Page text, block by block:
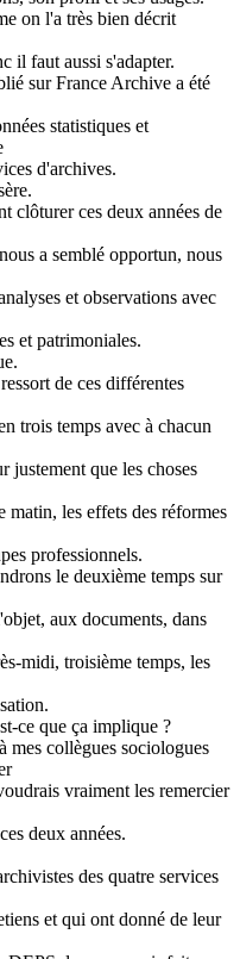
on l'a très bien décrit
il faut aussi s'adapter.
sur France Archive a été
statistiques et
d'archives.
clôturer ces deux années de
a semblé opportun, nous
et observations avec
et patrimoniales.
de ces différentes
trois temps avec à chacun
justement que les choses
matin, les effets des réformes
professionnels.
le deuxième temps sur
aux documents, dans
midi, troisième temps, les
ce que ça implique ?
mes collègues sociologues
vraiment les remercier
deux années.
des quatre services
et qui ont donné de leur